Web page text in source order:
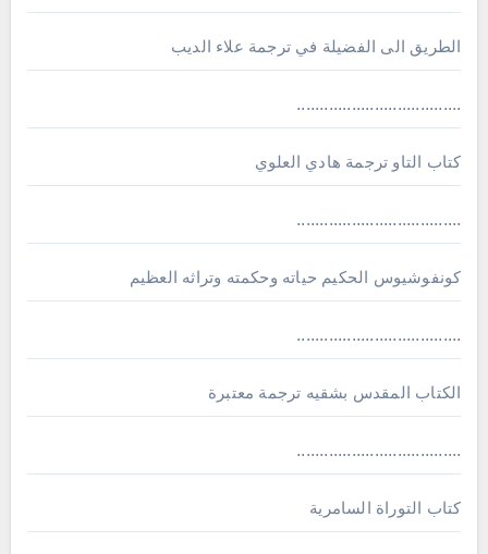
الطريق الى الفضيلة في ترجمة علاء الديب
....................................
كتاب التاو ترجمة هادي العلوي
....................................
كونفوشيوس الحكيم حياته وحكمته وتراثه العظيم
....................................
الكتاب المقدس بشقيه ترجمة معتبرة
....................................
كتاب التوراة السامرية